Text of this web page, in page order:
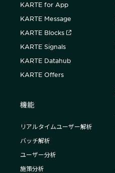
KARTE for App
KARTE Message
KARTE Blocks
KARTE Signals
KARTE Datahub
KARTE Offers
機能
リアルタイムユーザー解析
バッチ解析
ユーザー分析
施策分析